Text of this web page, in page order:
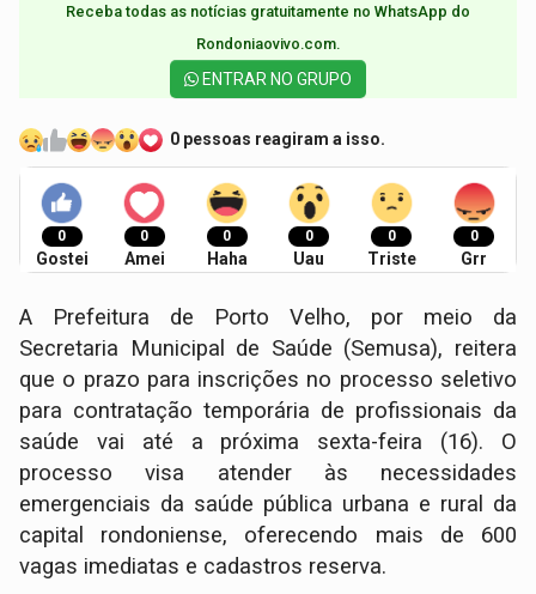
Receba todas as notícias gratuitamente no WhatsApp do
Rondoniaovivo.com.​
ENTRAR NO GRUPO
0 pessoas reagiram a isso.
0
Gostei
0
Amei
0
Haha
0
Uau
0
Triste
0
Grr
A Prefeitura de Porto Velho, por meio da
Secretaria Municipal de Saúde (Semusa), reitera
que o prazo para inscrições no processo seletivo
para contratação temporária de profissionais da
saúde vai até a próxima sexta-feira (16). O
processo visa atender às necessidades
emergenciais da saúde pública urbana e rural da
capital rondoniense, oferecendo mais de 600
vagas imediatas e cadastros reserva.